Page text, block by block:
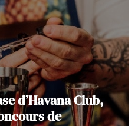
d’Havana Club,
de